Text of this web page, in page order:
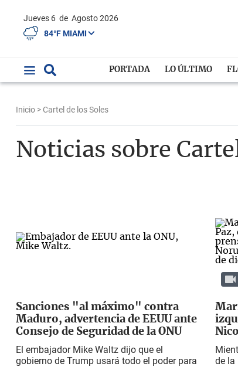
Jueves 6 de Agosto 2026
84°F MIAMI
PORTADA LO ÚLTIMO
Inicio > Cartel de los Soles
Noticias sobre
Sanciones "al máximo" contra
Maduro, advertencia de EEUU ante
Consejo de Seguridad de la ONU
El embajador Mike Waltz dijo que el
gobierno de Trump usará todo el poder para
de la